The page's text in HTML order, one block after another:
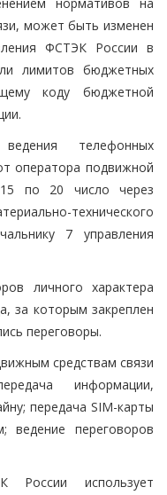
может быть изменен
ФСТЭК России в
лимитов бюджетных
коду бюджетной
телефонных
оператора подвижной
по 20 число через
технического
7 управления
личного характера
за которым закреплен
переговоры.
средствам связи
информации,
передача SIM-карты
ведение переговоров
России использует